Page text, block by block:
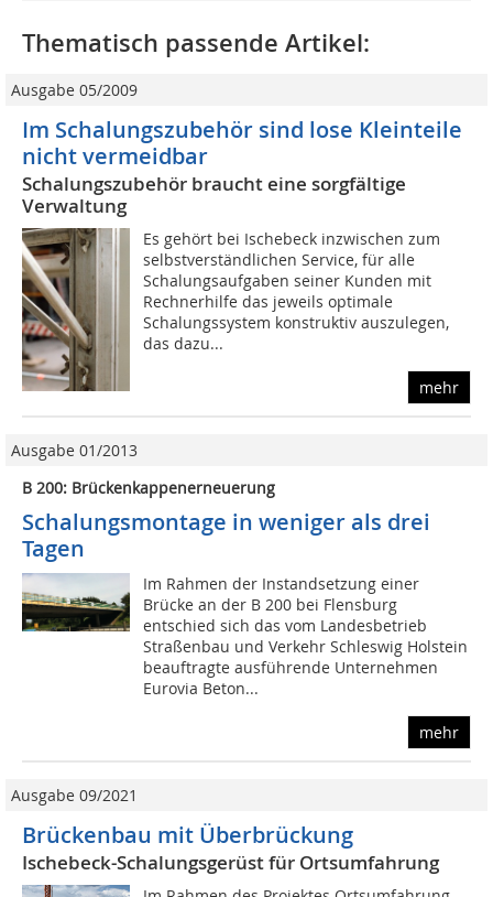
Thematisch passende Artikel:
Ausgabe 05/2009
Im Schalungszubehör sind lose Kleinteile
nicht vermeidbar
Schalungszubehör braucht eine sorgfältige
Verwaltung
Es gehört bei Ischebeck inzwischen zum
selbstverständlichen Service, für alle
Schalungsaufgaben seiner Kunden mit
Rechnerhilfe das jeweils optimale
Schalungssystem konstruktiv auszulegen,
das dazu...
mehr
Ausgabe 01/2013
B 200: Brückenkappenerneuerung
Schalungsmontage in weniger als drei
Tagen
Im Rahmen der Instandsetzung einer
Brücke an der B 200 bei Flensburg
entschied sich das vom Landesbetrieb
Straßenbau und Verkehr Schleswig Holstein
beauftragte ausführende Unternehmen
Eurovia Beton...
mehr
Ausgabe 09/2021
Brückenbau mit Überbrückung
Ischebeck-Schalungsgerüst für Ortsumfahrung